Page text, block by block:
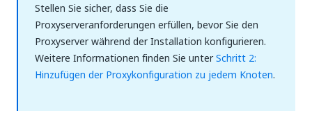
Stellen Sie sicher, dass Sie die
Proxyserveranforderungen erfüllen, bevor Sie den
Proxyserver während der Installation konfigurieren.
Weitere Informationen finden Sie unterSchritt 2:
Hinzufügen der Proxykonfiguration zu jedem Knoten.